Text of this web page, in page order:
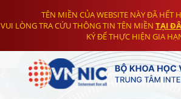
TÊN MIỀN CỦA WEBSITE NÀY ĐÃ HẾT
VUI LÒNG TRA CỨU THÔNG TIN TÊN MIỀN TẠI
KÝ ĐỂ THỰC HIỆN GIA